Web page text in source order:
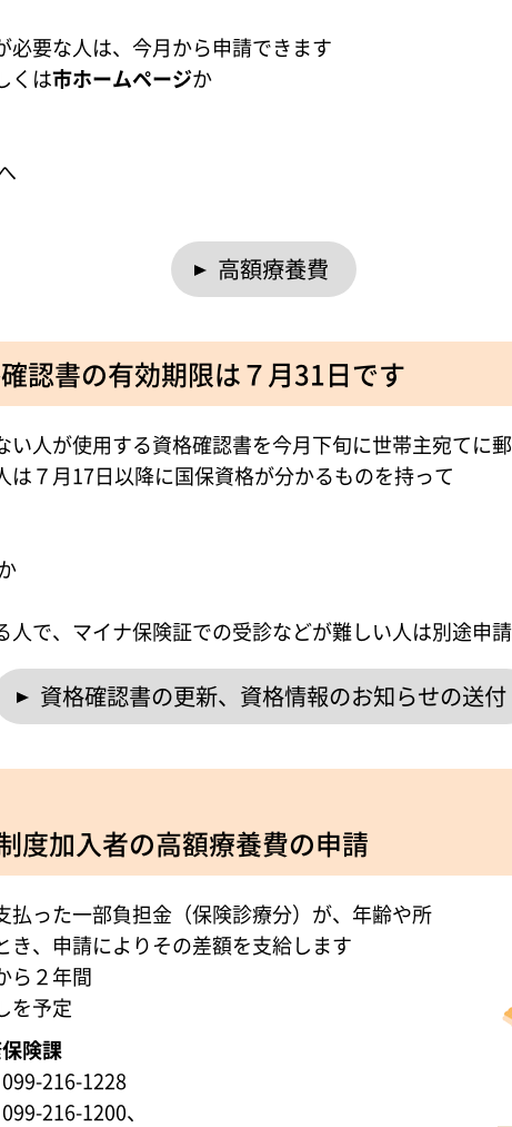
要な人は、今月から申請できます
くは市ホームページか
高額療養費
認書の有効期限は７月31日です
人が使用する資格確認書を今月下旬に世帯主宛てに
７月17日以降に国保資格が分かるものを持って
で、マイナ保険証での受診などが難しい人は別途申
資格確認書の更新、資格情報のお知らせの送付
度加入者の高額療養費の申請
った一部負担金（保険診療分）が、年齢や所
き、申請によりその差額を支給します
ら２年間
を予定
険課
216-1228
216-1200、